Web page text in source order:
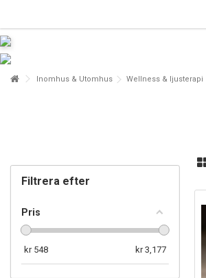
Inomhus & Utomhus Wellness & ljusterapi
Filtrera efter
Pris
kr 548 kr3,177